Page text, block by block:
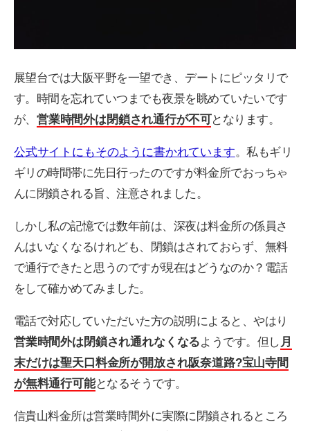
展望台では大阪平野を一望でき、デートにピッタリで
す。時間を忘れていつまでも夜景を眺めていたいです
が、 営業時間外は閉鎖され通行が不可となります。
公式サイトにもそのように書かれています。私もギリ
ギリの時間帯に先日行ったのですが料金所でおっちゃ
んに閉鎖される旨、注意されました。
しかし私の記憶では数年前は、深夜は料金所の係員さ
んはいなくなるけれども、閉鎖はされておらず、無料
で通行できたと思うのですが現在はどうなのか？電話
をして確かめてみました。
電話で対応していただいた方の説明によると、やはり
営業時間外は閉鎖され通れなくなるようです。但し 月
末だけは聖天口料金所が開放され阪奈道路?宝山寺間
が無料通行可能となるそうです。
信貴山料金所は営業時間外に実際に閉鎖されるところ